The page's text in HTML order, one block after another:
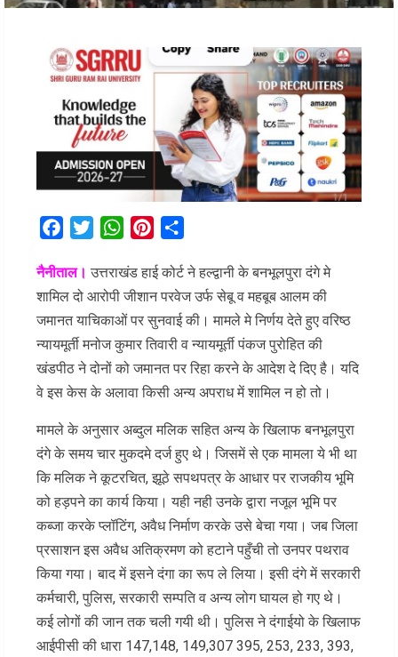
FacebookTwitterWhatsAppPinterest
नैनीताल।उत्तराखंड हाई कोर्ट ने हल्द्वानी के बनभूलपुरा दंगे मे
शामिल दो आरोपी जीशान परवेज उर्फ सेबू व महबूब आलम की
जमानत याचिकाओं पर सुनवाई की। मामले मे निर्णय देते हुए वरिष्ठ
न्यायमूर्ती मनोज कुमार तिवारी व न्यायमूर्ती पंकज पुरोहित की
खंडपीठ ने दोनों को जमानत पर रिहा करने के आदेश दे दिए है। यदि
वे इस केस के अलावा किसी अन्य अपराध में शामिल न हो तो।
मामले के अनुसार अब्दुल मलिक सहित अन्य के खिलाफ बनभूलपुरा
दंगे के समय चार मुकदमे दर्ज हुए थे। जिसमें से एक मामला ये भी था
कि मलिक ने कूटरचित, झूठे सपथपत्र के आधार पर राजकीय भूमि
को हड़पने का कार्य किया। यही नही उनके द्वारा नजूल भूमि पर
कब्जा करके प्लॉटिंग, अवैध निर्माण करके उसे बेचा गया। जब जिला
प्रसाशन इस अवैध अतिक्रमण को हटाने पहुँची तो उनपर पथराव
किया गया। बाद में इसने दंगा का रूप ले लिया। इसी दंगे में सरकारी
कर्मचारी, पुलिस, सरकारी सम्पति व अन्य लोग घायल हो गए थे।
कई लोगों की जान तक चली गयी थी। पुलिस ने दंगाईयो के खिलाफ
आईपीसी की धारा 147,148, 149,307 395, 253, 233, 393,